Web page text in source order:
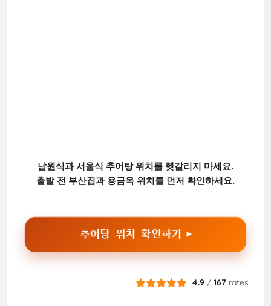
남원식과 서울식 추어탕 위치를 헷갈리지 마세요.
출발 전 부산집과 용금옥 위치를 먼저 확인하세요.
추어탕 위치 확인하기 ▶
4.9 /167 rates